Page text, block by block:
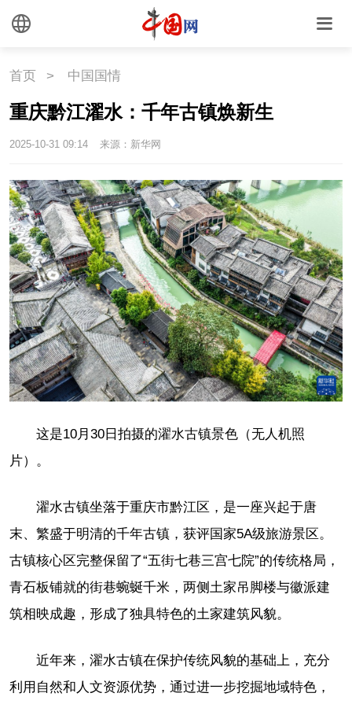
首页 > 中国国情
重庆黔江濯水：千年古镇焕新生
2025-10-31 09:14 来源：新华网
这是10月30日拍摄的濯水古镇景色（无人机照
片）。
濯水古镇坐落于重庆市黔江区，是一座兴起于唐
末、繁盛于明清的千年古镇，获评国家5A级旅游景区。
古镇核心区完整保留了“五街七巷三宫七院”的传统格局，
青石板铺就的街巷蜿蜒千米，两侧土家吊脚楼与徽派建
筑相映成趣，形成了独具特色的土家建筑风貌。
近年来，濯水古镇在保护传统风貌的基础上，充分
利用自然和人文资源优势，通过进一步挖掘地域特色，